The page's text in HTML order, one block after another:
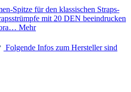
Spitze für den klassischen Straps-
mit 20 DEN beeindrucken
Mehr
Folgende Infos zum Hersteller sind